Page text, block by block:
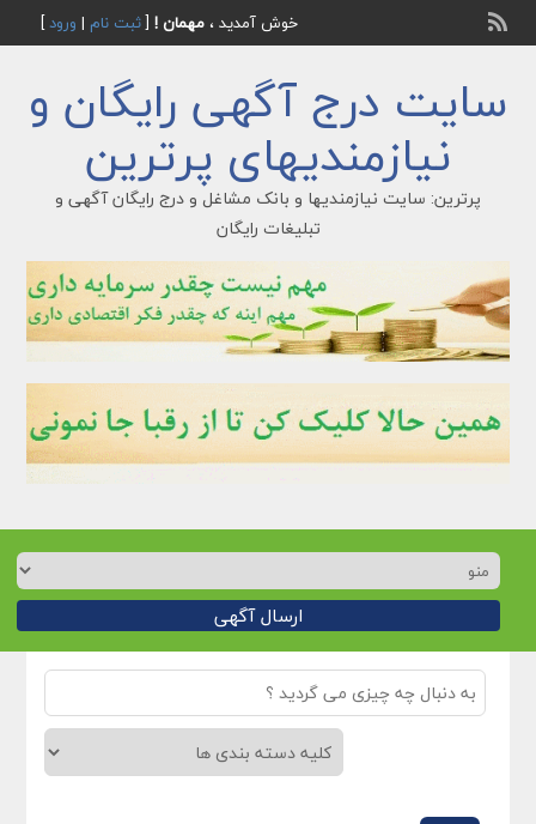
خوش آمدید ، مهمان ![ثبت نام | ورود]
سایت درج آگهی رایگان و
نیازمندیهای پرترین
پرترین: سایت نیازمندیها و بانک مشاغل و درج رایگان آگهی و
تبلیغات رایگان
ارسال آگهی